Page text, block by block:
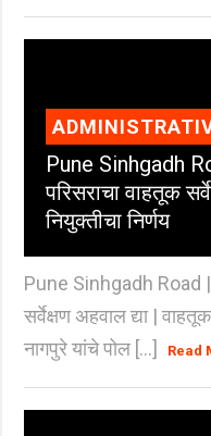
Pune Sinhgadh
परिसराचा वाहतूक
नियुक्तीचा निर्णय
Pune Sinhgadh Road |
सर्वेक्षण अहवाल द्या |
नागपुरे यांचे पोल [...]
Read